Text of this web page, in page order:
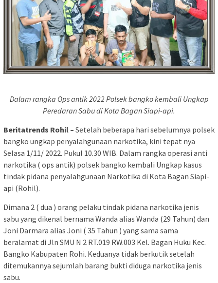
Dalam rangka Ops antik 2022 Polsek bangko kembali Ungkap
Peredaran Sabu di Kota Bagan Siapi-api.
Beritatrends Rohil – Setelah beberapa hari sebelumnya polsek
bangko ungkap penyalahgunaan narkotika, kini tepat nya
Selasa 1/11/ 2022. Pukul 10.30 WIB. Dalam rangka operasi anti
narkotika ( ops antik) polsek bangko kembali Ungkap kasus
tindak pidana penyalahgunaan Narkotika di Kota Bagan Siapi-
api (Rohil).
Dimana 2 ( dua ) orang pelaku tindak pidana narkotika jenis
sabu yang dikenal bernama Wanda alias Wanda (29 Tahun) dan
Joni Darmara alias Joni ( 35 Tahun ) yang sama sama
beralamat di Jln SMU N 2 RT.019 RW.003 Kel. Bagan Huku Kec.
Bangko Kabupaten Rohi. Keduanya tidak berkutik setelah
ditemukannya sejumlah barang bukti diduga narkotika jenis
sabu.